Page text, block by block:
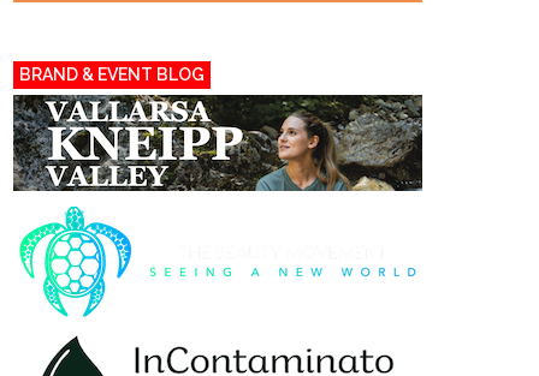
BRAND & EVENT BLOG